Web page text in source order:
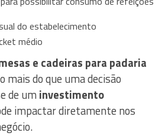
do estabelecimento
médio
e cadeiras para padaria
mais do que uma decisão
de um investimento
impactar diretamente nos